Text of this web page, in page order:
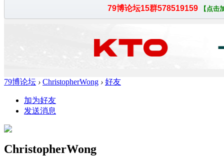
79博论坛 › ChristopherWong › 好友
加为好友
发送消息
ChristopherWong